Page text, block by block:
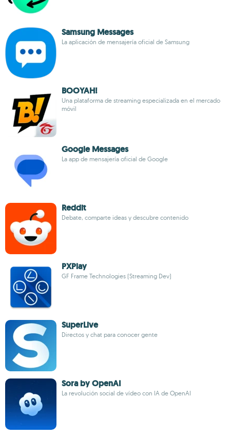
Samsung Messages
La aplicación de mensajería oficial de Samsung
BOOYAH!
Una plataforma de streaming especializada en el mercado
móvil
Google Messages
La app de mensajería oficial de Google
Reddit
Debate, comparte ideas y descubre contenido
PXPlay
GF Frame Technologies (Streaming Dev)
SuperLive
Directos y chat para conocer gente
Sora by OpenAI
La revolución social de vídeo con IA de OpenAI